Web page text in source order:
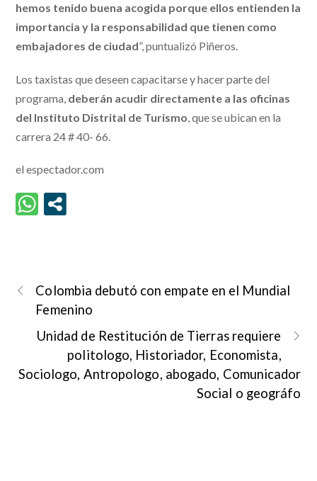
hemos tenido buena acogida porque ellos entienden la
importancia y la responsabilidad que tienen como
embajadores de ciudad”, puntualizó Piñeros.
Los taxistas que deseen capacitarse y hacer parte del
programa, deberán acudir directamente a las oficinas
del Instituto Distrital de Turismo , que se ubican en la
carrera 24 # 40- 66.
el espectador.com
Colombia debutó con empate en el Mundial
Femenino
Unidad de Restitución de Tierras requiere
politologo, Historiador, Economista,
Sociologo, Antropologo, abogado, Comunicador
Social o geográfo